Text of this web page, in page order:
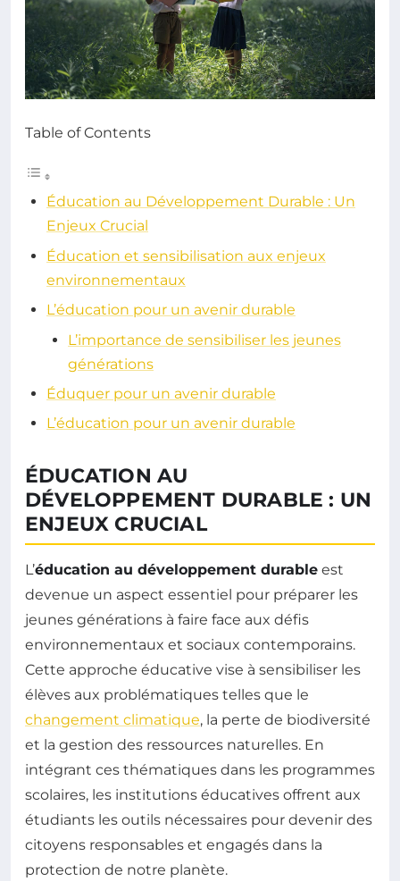
Table of Contents
Éducation au Développement Durable : Un
Enjeux Crucial
Éducation et sensibilisation aux enjeux
environnementaux
L’éducation pour un avenir durable
L’importance de sensibiliser les jeunes
générations
Éduquer pour un avenir durable
L’éducation pour un avenir durable
ÉDUCATION AU
DÉVELOPPEMENT DURABLE : UN
ENJEUX CRUCIAL
L’éducation au développement durable est
devenue un aspect essentiel pour préparer les
jeunes générations à faire face aux défis
environnementaux et sociaux contemporains.
Cette approche éducative vise à sensibiliser les
élèves aux problématiques telles que le
changement climatique, la perte de biodiversité
et la gestion des ressources naturelles. En
intégrant ces thématiques dans les programmes
scolaires, les institutions éducatives offrent aux
étudiants les outils nécessaires pour devenir des
citoyens responsables et engagés dans la
protection de notre planète.